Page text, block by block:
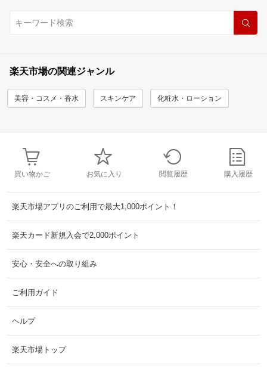
楽天市場の関連ジャンル
美容・コスメ・香水 スキンケア 化粧水・ローション
買い物かご お気に入り 閲覧履歴 購入履歴
楽天市場アプリのご利用で最大1,000ポイント！
楽天カード新規入会で2,000ポイント
安心・安全への取り組み
ご利用ガイド
ヘルプ
楽天市場トップ